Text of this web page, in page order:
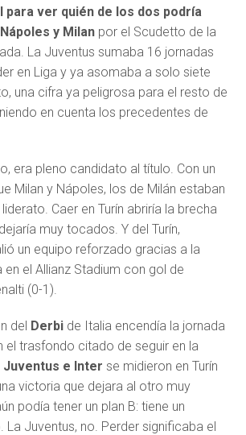
para ver quién de los dos podría
y Milan por el Scudetto de la
La Juventus sumaba 16 jornadas
en Liga y ya asomaba a solo siete
una cifra ya peligrosa para el resto de
en cuenta los precedentes de
era pleno candidato al título. Con un
Milan y Nápoles, los de Milán estaban
Caer en Turín abriría la brecha
muy tocados. Y del Turín,
un equipo reforzado gracias a la
el Allianz Stadium con gol de
(0-1).
del Derbi de Italia encendía la jornada
el trasfondo citado de seguir en la
Juventus e Inter se midieron en Turín
victoria que dejara al otro muy
podía tener un plan B: tiene un
La Juventus, no. Perder significaba el